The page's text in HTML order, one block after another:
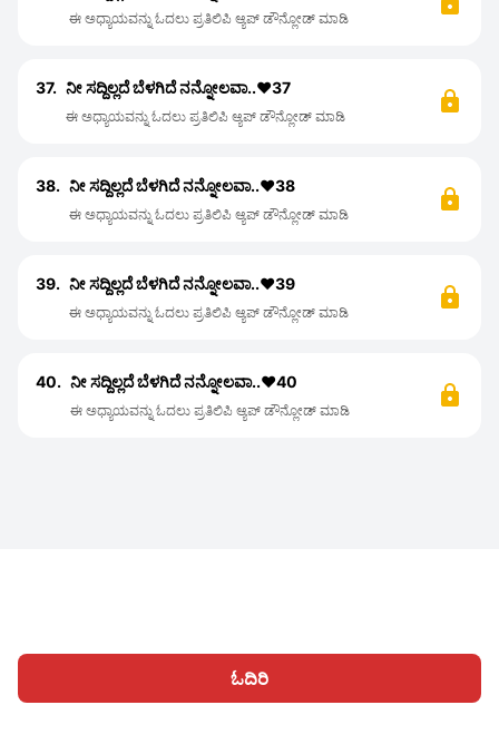
ಓದಿರಿ
ಈ ಅಧ್ಯಾಯವನ್ನು ಓದಲು ಪ್ರತಿಲಿಪಿ ಆ್ಯಪ್ ಡೌನ್ಲೋಡ್ ಮಾಡಿ
37. ನೀ ಸದ್ದಿಲ್ಲದೆ ಬೆಳಗಿದೆ ನನ್ನೋಲವಾ..❤️37
ಈ ಅಧ್ಯಾಯವನ್ನು ಓದಲು ಪ್ರತಿಲಿಪಿ ಆ್ಯಪ್ ಡೌನ್ಲೋಡ್ ಮಾಡಿ
38. ನೀ ಸದ್ದಿಲ್ಲದೆ ಬೆಳಗಿದೆ ನನ್ನೋಲವಾ..❤️38
ಈ ಅಧ್ಯಾಯವನ್ನು ಓದಲು ಪ್ರತಿಲಿಪಿ ಆ್ಯಪ್ ಡೌನ್ಲೋಡ್ ಮಾಡಿ
39. ನೀ ಸದ್ದಿಲ್ಲದೆ ಬೆಳಗಿದೆ ನನ್ನೋಲವಾ..❤️39
ಈ ಅಧ್ಯಾಯವನ್ನು ಓದಲು ಪ್ರತಿಲಿಪಿ ಆ್ಯಪ್ ಡೌನ್ಲೋಡ್ ಮಾಡಿ
40. ನೀ ಸದ್ದಿಲ್ಲದೆ ಬೆಳಗಿದೆ ನನ್ನೋಲವಾ..❤️40
ಈ ಅಧ್ಯಾಯವನ್ನು ಓದಲು ಪ್ರತಿಲಿಪಿ ಆ್ಯಪ್ ಡೌನ್ಲೋಡ್ ಮಾಡಿ
ಹೋಮ್ ವಿಭಾಗಗಳು ಬರೆಯಿರಿ ಲೇಖನಗಳು ಸೈನ್ ಇನ್ ಆಗಿ